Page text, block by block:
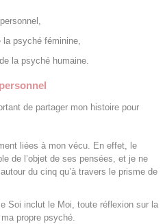
la psyché féminine,
la psyché humaine.
de partager mon histoire pour
liées à mon vécu. En effet, le
de l’objet de ses pensées, et je ne
du cinq qu’à travers le prisme de
Soi inclut le Moi, toute réflexion sur la
propre psyché.